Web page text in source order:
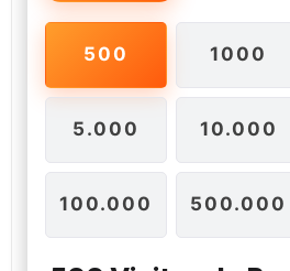
500 1000
5.000 10.000
100.000 500.000